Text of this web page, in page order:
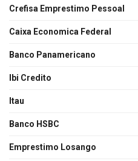
Crefisa Emprestimo Pessoal
Caixa Economica Federal
Banco Panamericano
Ibi Credito
Itau
Banco HSBC
Emprestimo Losango